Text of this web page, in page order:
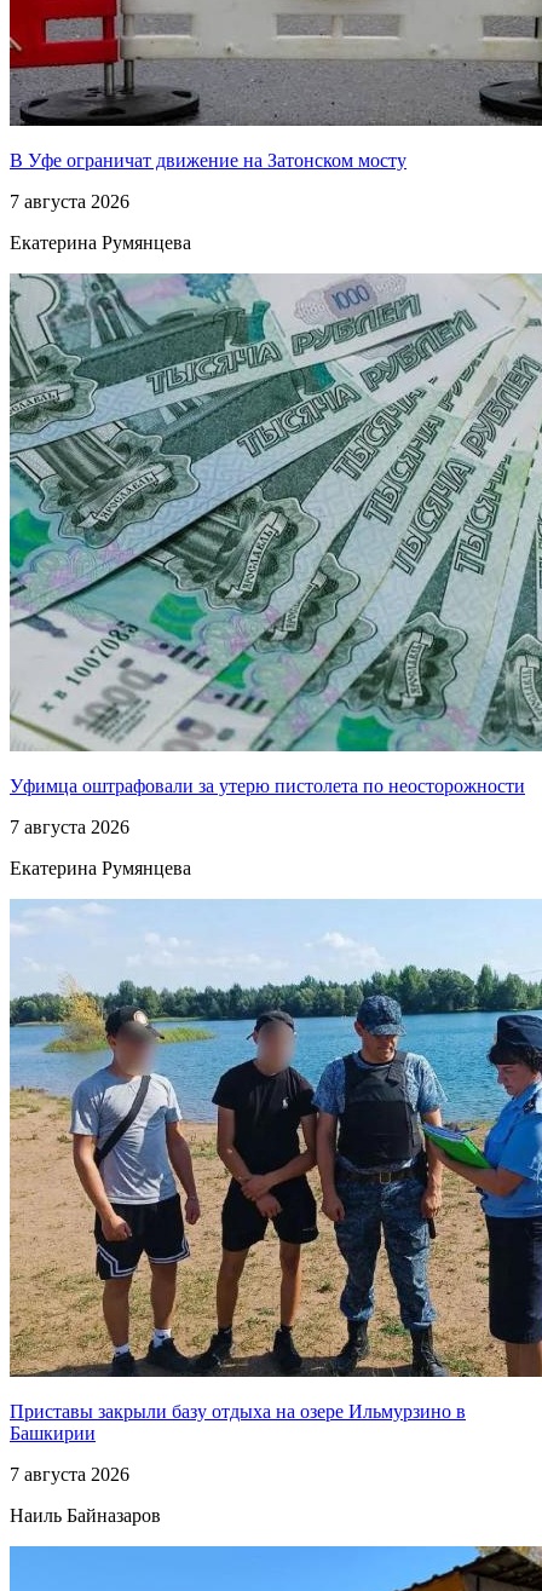
В Уфе ограничат движение на Затонском мосту
7 августа 2026
Екатерина Румянцева
Уфимца оштрафовали за утерю пистолета по неосторожности
7 августа 2026
Екатерина Румянцева
Приставы закрыли базу отдыха на озере Ильмурзино в
Башкирии
7 августа 2026
Наиль Байназаров